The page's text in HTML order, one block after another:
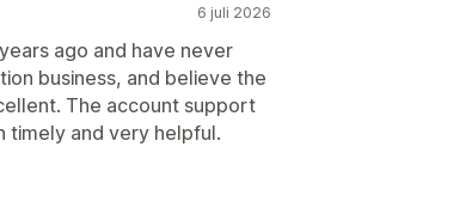
6 juli 2026
ago and have never
business, and believe the
The account support
timely and very helpful.